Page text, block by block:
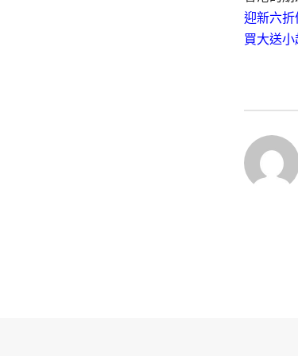
迎新六折
買大送